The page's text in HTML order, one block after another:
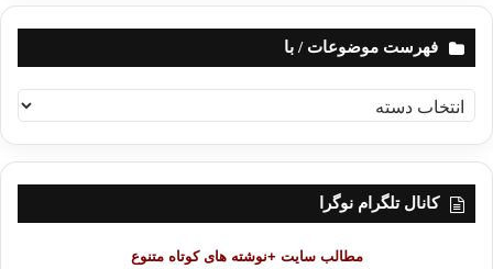
فهرست موضوعات / با
ه
ر
کانال تلگرام نوگرا
مطالب سایت +نوشته های کوتاه متنوع